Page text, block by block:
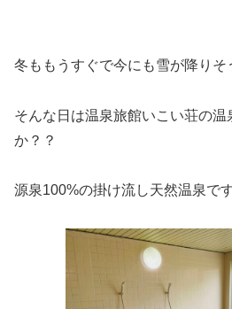
冬ももうすぐで今にも雪が降りそ
そんな日は温泉旅館いこい荘の温
か？？
源泉100%の掛け流し天然温泉です